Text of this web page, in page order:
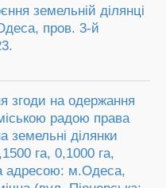
земельній ділянці
пров. 3-й
згоди на одержання
радою права
земельні ділянки
га, 0,1000 га,
адресою: м.Одеса,